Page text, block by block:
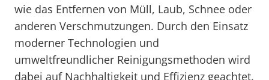
wie das Entfernen von Müll, Laub, Schnee oder
anderen Verschmutzungen. Durch den Einsatz
moderner Technologien und
umweltfreundlicher Reinigungsmethoden wird
dabei auf Nachhaltigkeit und Effizienz geachtet.